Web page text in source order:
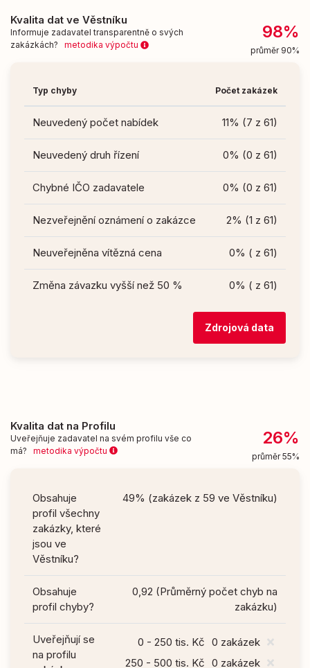
Kvalita dat ve Věstníku
Informuje zadavatel transparentně o svých
zakázkách? metodika výpočtu
98%
průměr 90%
Typ chyby Počet zakázek
Neuvedený počet nabídek 11% (7 z 61)
Neuvedený druh řízení 0% (0 z 61)
Chybné IČO zadavatele 0% (0 z 61)
Nezveřejnění oznámení o zakázce 2% (1 z 61)
Neuveřejněna vítězná cena 0% ( z 61)
Změna závazku vyšší než 50 % 0% ( z 61)
Zdrojová data
Kvalita dat na Profilu
Uveřejňuje zadavatel na svém profilu vše co
má? metodika výpočtu
26%
průměr 55%
Obsahuje
profil všechny
zakázky, které
jsou ve
Věstníku?
49% (zakázek z 59 ve Věstníku)
Obsahuje
profil chyby?
0,92 (Průměrný počet chyb na
zakázku)
Uveřejňují se
na profilu
0 - 250 tis. Kč 0 zakázek
250 - 500 tis. Kč 0 zakázek